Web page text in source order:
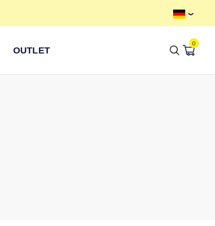
OUTLET
0